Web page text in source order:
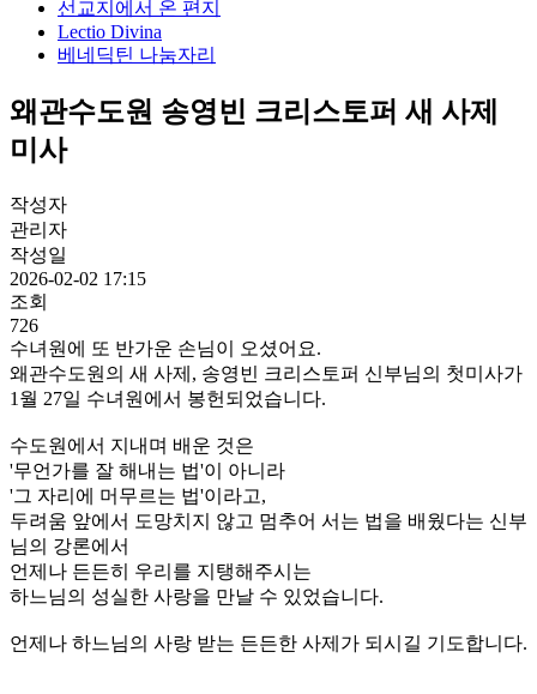
선교지에서 온 편지
Lectio Divina
베네딕틴 나눔자리
왜관수도원 송영빈 크리스토퍼 새 사제
미사
작성자
관리자
작성일
2026-02-02 17:15
조회
726
수녀원에 또 반가운 손님이 오셨어요.
왜관수도원의 새 사제, 송영빈 크리스토퍼 신부님의 첫미사가
1월 27일 수녀원에서 봉헌되었습니다.
수도원에서 지내며 배운 것은
'무언가를 잘 해내는 법'이 아니라
'그 자리에 머무르는 법'이라고,
두려움 앞에서 도망치지 않고 멈추어 서는 법을 배웠다는 신부
님의 강론에서
언제나 든든히 우리를 지탱해주시는
하느님의 성실한 사랑을 만날 수 있었습니다.
언제나 하느님의 사랑 받는 든든한 사제가 되시길 기도합니다.